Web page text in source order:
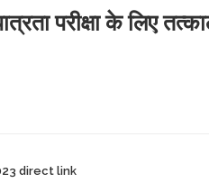
परीक्षा के लिए
direct link